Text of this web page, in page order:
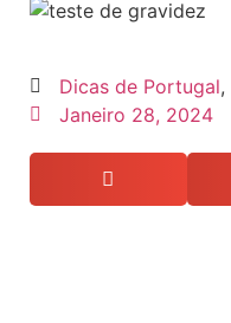
Dicas de Portugal,
Janeiro 28, 2024